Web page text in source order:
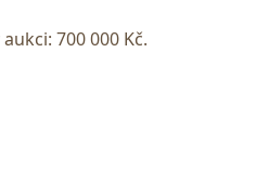
700 000 Kč.